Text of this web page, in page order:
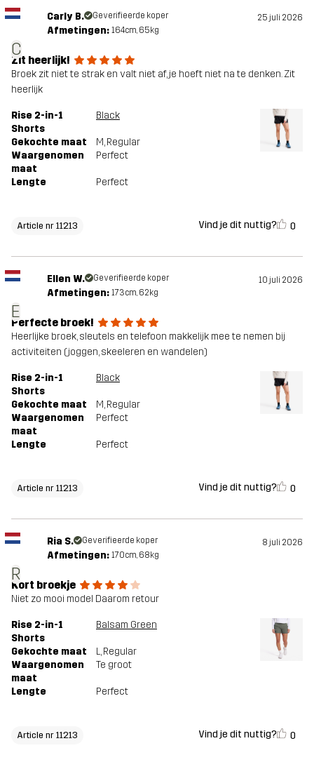
C
Carly B. Geverifieerde koper 25 juli 2026
Afmetingen: 164cm, 65kg
Zit heerlijk!
Broek zit niet te strak en valt niet af, je hoeft niet na te denken. Zit
heerlijk
Rise 2-in-1
Shorts
Black
Gekochte maat M, Regular
Waargenomen
maat
Perfect
Lengte Perfect
Article nr 11213 Vind je dit nuttig? 0
E
Ellen W. Geverifieerde koper 10 juli 2026
Afmetingen: 173cm, 62kg
Perfecte broek!
Heerlijke broek, sleutels en telefoon makkelijk mee te nemen bij
activiteiten (joggen, skeeleren en wandelen)
Rise 2-in-1
Shorts
Black
Gekochte maat M, Regular
Waargenomen
maat
Perfect
Lengte Perfect
Article nr 11213 Vind je dit nuttig? 0
R
Ria S. Geverifieerde koper 8 juli 2026
Afmetingen: 170cm, 68kg
Kort broekje
Niet zo mooi model Daarom retour
Rise 2-in-1
Shorts
Balsam Green
Gekochte maat L, Regular
Waargenomen
maat
Te groot
Lengte Perfect
Article nr 11213 Vind je dit nuttig? 0